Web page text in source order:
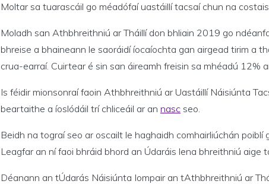
Moltar sa tuarascáil go méadófaí uastáillí tacsaí chun na
Moladh san Athbhreithniú ar Tháillí don bhliain 2019 go
bhreise a bhaineann le saoráidí íocaíochta gan airgead tirim a
crua-earraí. Cuirtear é sin san áireamh freisin sa mhéadú 12%
Is féidir mionsonraí faoin Athbhreithniú ar Uastáillí Náisiúnta
beartaithe a íoslódáil trí chliceáil ar an nasc seo.
Beidh na tograí seo ar oscailt le haghaidh comhairliúchán
Leagfar an ní faoi bhráid bhord an Údaráis lena bhreithniú aige
Déanann an tÚdarás Náisiúnta Iompair an tAthbhreithniú ar